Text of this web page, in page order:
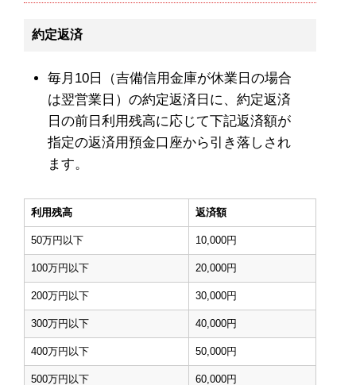
約定返済
毎月10日（吉備信用金庫が休業日の場合
は翌営業日）の約定返済日に、約定返済
日の前日利用残高に応じて下記返済額が
指定の返済用預金口座から引き落しされ
ます。
利用残高 返済額
50万円以下 10,000円
100万円以下 20,000円
200万円以下 30,000円
300万円以下 40,000円
400万円以下 50,000円
500万円以下 60,000円